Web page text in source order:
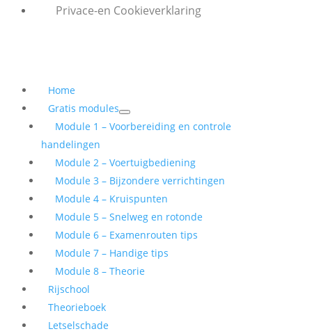
Privace-en Cookieverklaring
Home
Gratis modules
Module 1 – Voorbereiding en controle
handelingen
Module 2 – Voertuigbediening
Module 3 – Bijzondere verrichtingen
Module 4 – Kruispunten
Module 5 – Snelweg en rotonde
Module 6 – Examenrouten tips
Module 7 – Handige tips
Module 8 – Theorie
Rijschool
Theorieboek
Letselschade